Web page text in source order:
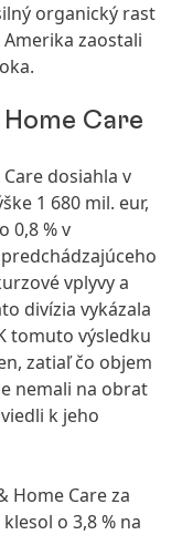
organický rast
zaostali
Care
dosiahla v
1 680 mil. eur,
0,8 % v
vplyvy a
divízia vykázala
tomuto výsledku
zatiaľ čo objem
nemali na obrat
k jeho
Home Care za
klesol o 3,8 % na